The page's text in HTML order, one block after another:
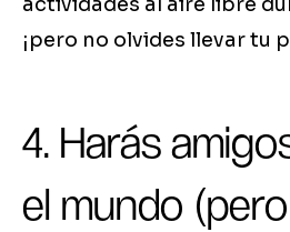
¡pero no olvides llevar tu
4. Harás
el mundo